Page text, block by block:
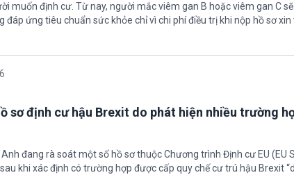
muốn định cư. Từ nay, người mắc viêm gan B hoặc viêm gan C
đáp ứng tiêu chuẩn sức khỏe chỉ vì chi phí điều trị khi nộp hồ sơ xin
sơ định cư hậu Brexit do phát hiện nhiều trường
Anh đang rà soát một số hồ sơ thuộc Chương trình Định cư EU (EU
khi xác định có trường hợp được cấp quy chế cư trú hậu Brexit